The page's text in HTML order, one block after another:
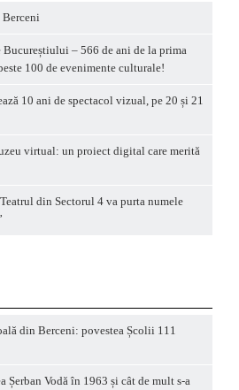
Berceni
– 566 de ani de la prima
100 de evenimente culturale!
10 ani de spectacol vizual, pe 20 și 21
virtual: un proiect digital care merită
din Sectorul 4 va purta numele
din Berceni: povestea Școlii 111
Șerban Vodă în 1963 și cât de mult s-a